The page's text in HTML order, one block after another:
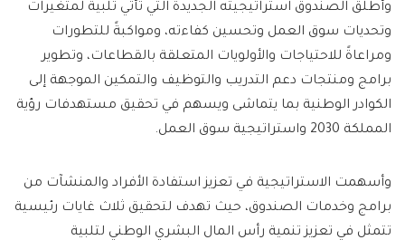
وأطلق الصندوق استراتيجيته الجديدة التي تأتي تلبيةً لمتغيرات
وتحديات سوق العمل وتحسين كفاءته، ومواكبةً للتطورات
ومراعاةً للاحتياجات والأولويات المتعلقة بالقطاعات، وتطوير
برامج ومنتجات دعم التدريب والتوظيف والتمكين الموجهة إلى
الكوادر الوطنية بما يتماشى ويسهم في تحقيق مستهدفات رؤية
المملكة 2030 واستراتيجية سوق العمل.
وأسهمت الاستراتيجية في تعزيز استفادة الأفراد والمنشآت من
برامج وخدمات الصندوق، حيث تهدف لتحقيق ثلاث غايات رئيسية
تتمثل في تعزيز تنمية رأس المال البشري الوطني لتلبية